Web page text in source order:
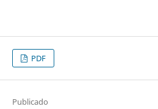
PDF
Publicado